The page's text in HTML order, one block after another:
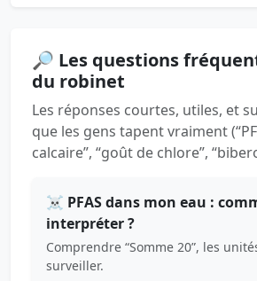
🔎 Les questions
du robinet
Les réponses courtes, utiles, et
que les gens tapent vraiment
calcaire”, “goût de chlore”,
☠️ PFAS dans mon eau :
interpréter ?
Comprendre “Somme 20”, les
surveiller.